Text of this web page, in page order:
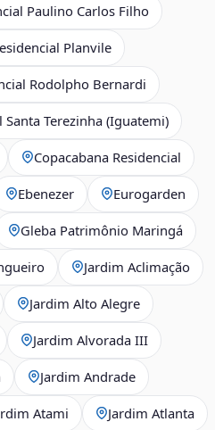
Paulino Carlos Filho
Planvile
Rodolpho Bernardi
Terezinha (Iguatemi)
Copacabana Residencial
Ebenezer Eurogarden
Gleba Patrimônio Maringá
Jardim Aclimação
Jardim Alto Alegre
Jardim Alvorada III
Jardim Andrade
Atami Jardim Atlanta